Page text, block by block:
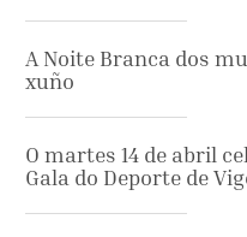
A Noite Branca dos
xuño
O martes 14 de abril
Gala do Deporte de